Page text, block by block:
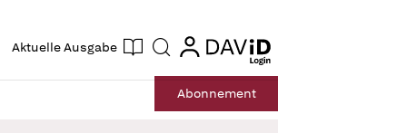
Aktuelle Ausgabe Suche login
login
Abonnement